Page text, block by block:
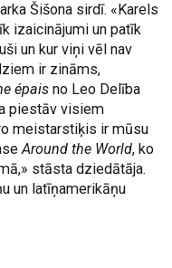
Šišona sirdī. «Karels
izaicinājumi un patīk
un kur viņi vēl nav
ir zināms,
épais no Leo Delība
piestāv visiem
meistarstiķis ir mūsu
Around the World, ko
stāsta dziedātāja.
un latīņamerikāņu